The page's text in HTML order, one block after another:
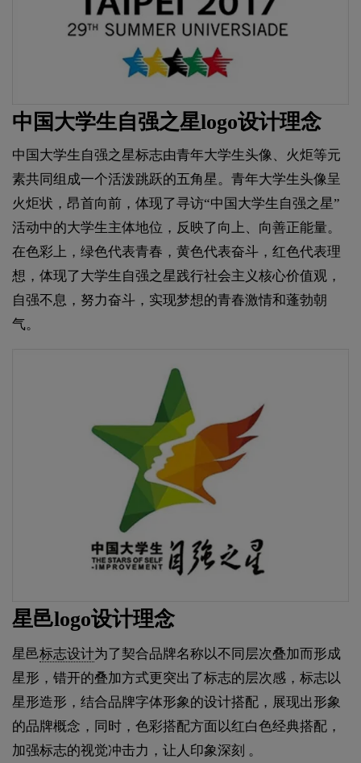
中国大学生自强之星logo设计理念
中国大学生自强之星标志由青年大学生头像、火炬等元
素共同组成一个活泼跳跃的五角星。青年大学生头像呈
火炬状，昂首向前，体现了寻访“中国大学生自强之星”
活动中的大学生主体地位，反映了向上、向善正能量。
在色彩上，绿色代表青春，黄色代表奋斗，红色代表理
想，体现了大学生自强之星践行社会主义核心价值观，
自强不息，努力奋斗，实现梦想的青春激情和蓬勃朝
气。
星邑logo设计理念
星邑标志设计为了契合品牌名称以不同层次叠加而形成
星形，错开的叠加方式更突出了标志的层次感，标志以
星形造形，结合品牌字体形象的设计搭配，展现出形象
的品牌概念，同时，色彩搭配方面以红白色经典搭配，
加强标志的视觉冲击力，让人印象深刻 。